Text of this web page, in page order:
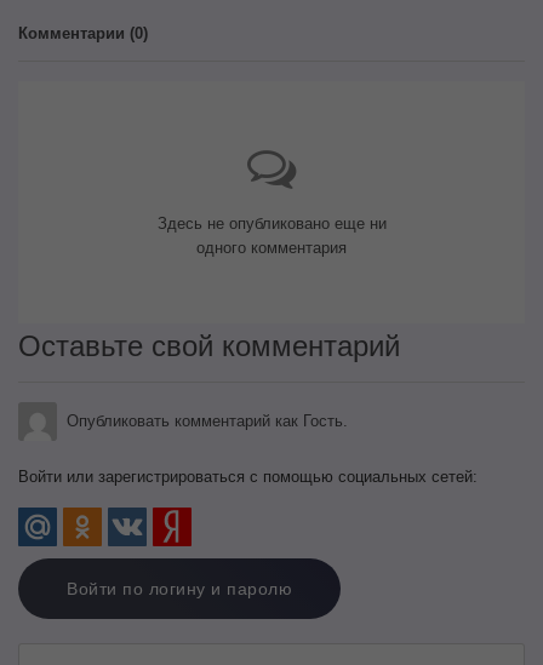
Комментарии (0)
Здесь не опубликовано еще ни
одного комментария
Оставьте свой комментарий
Опубликовать комментарий как Гость.
Войти или зарегистрироваться с помощью социальных сетей:
Войти по логину и паролю